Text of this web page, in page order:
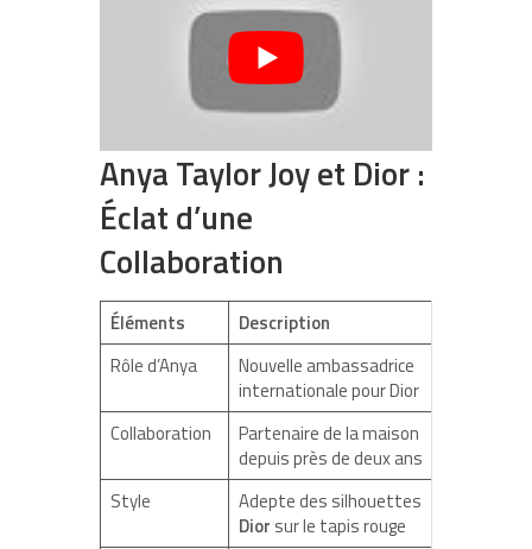
Anya Taylor Joy et Dior :
Éclat d’une
Collaboration
Éléments
Description
Rôle d’Anya
Nouvelle ambassadrice
internationale pour Dior
Collaboration
Partenaire de la maison
depuis près de deux ans
Style
Adepte des silhouettes
Dior sur le tapis rouge